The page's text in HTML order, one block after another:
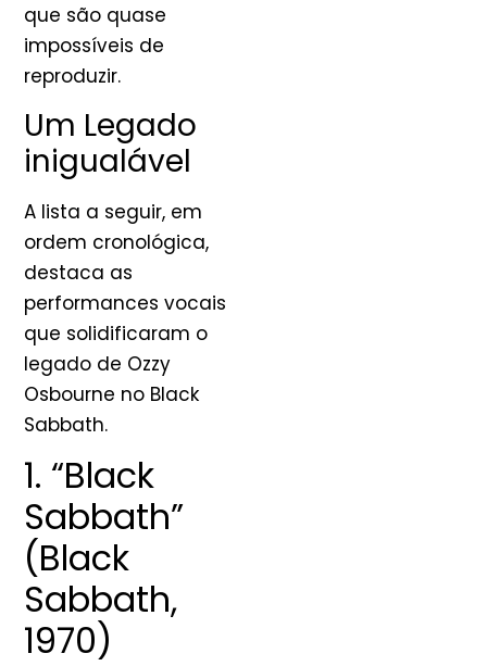
que são quase
impossíveis de
reproduzir.
Um Legado
inigualável
A lista a seguir, em
ordem cronológica,
destaca as
performances vocais
que solidificaram o
legado de Ozzy
Osbourne no Black
Sabbath.
1. “Black
Sabbath”
(Black
Sabbath,
1970)